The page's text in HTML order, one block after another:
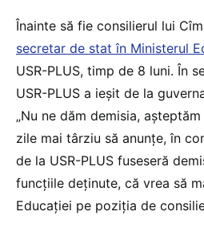
Înainte să fie consilierul lui
secretar de stat în Ministerul
USR-PLUS, timp de 8 luni. În
USR-PLUS a ieșit de la
„Nu ne dăm demisia,
zile mai târziu să anunțe, în
de la USR-PLUS fuseseră
funcțiile deținute, că vrea să
Educației pe poziția de